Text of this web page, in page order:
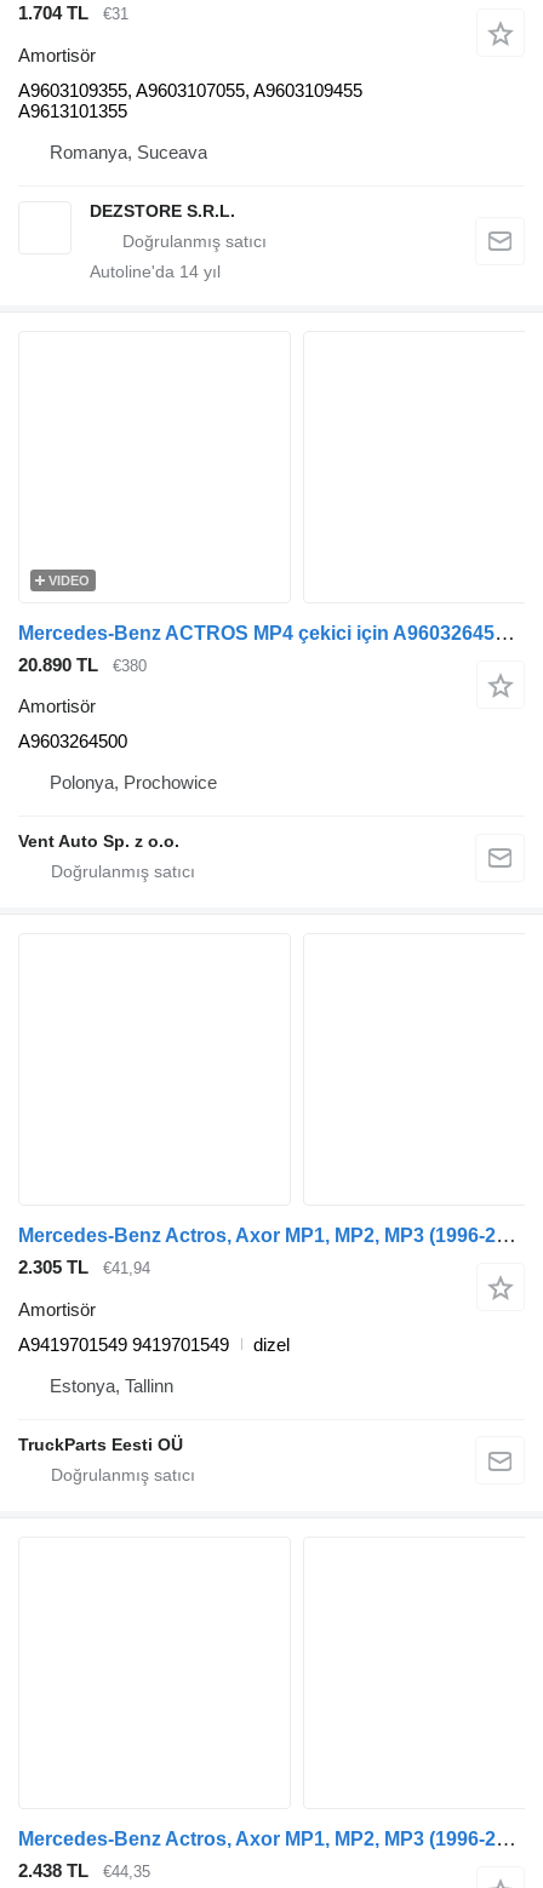
1.704 TL €31
Amortisör
A9603109355, A9603107055, A9603109455
A9613101355
Romanya, Suceava
DEZSTORE S.R.L.
Autoline'da 14 yıl
VIDEO
Mercedes-Benz ACTROS MP4 çekici için A9603264500 amortisör
20.890 TL €380
Amortisör
A9603264500
Polonya, Prochowice
Vent Auto Sp. z o.o.
Mercedes-Benz Actros, Axor MP1, MP2, MP3 (1996-2014) çekici için Mercedes-Benz Actros MP1 1840 (01.96-12.02) A9419701549 amortisör
2.305 TL €41,94
Amortisör
A9419701549 9419701549
dizel
Estonya, Tallinn
TruckParts Eesti OÜ
Mercedes-Benz Actros, Axor MP1, MP2, MP3 (1996-2014) çekici için Mercedes-Benz Actros MP1 1840 (01.96-12.02) A9419701749 amortisör
2.438 TL €44,35